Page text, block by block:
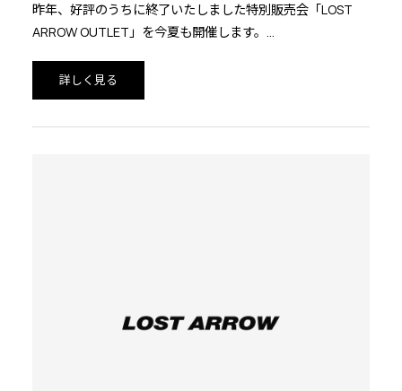
昨年、好評のうちに終了いたしました特別販売会「LOST
ARROW OUTLET」を今夏も開催します。
ウトレット、クライミングギア中心のアウトレットを延べ8
日間にわたり開催いたします。この貴重なチャンスをどう
詳しく見る